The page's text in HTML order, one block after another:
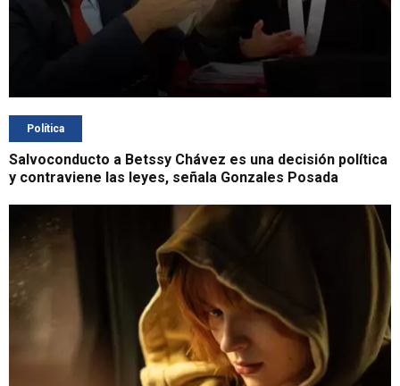
Política
Salvoconducto a Betssy Chávez es una decisión política
y contraviene las leyes, señala Gonzales Posada